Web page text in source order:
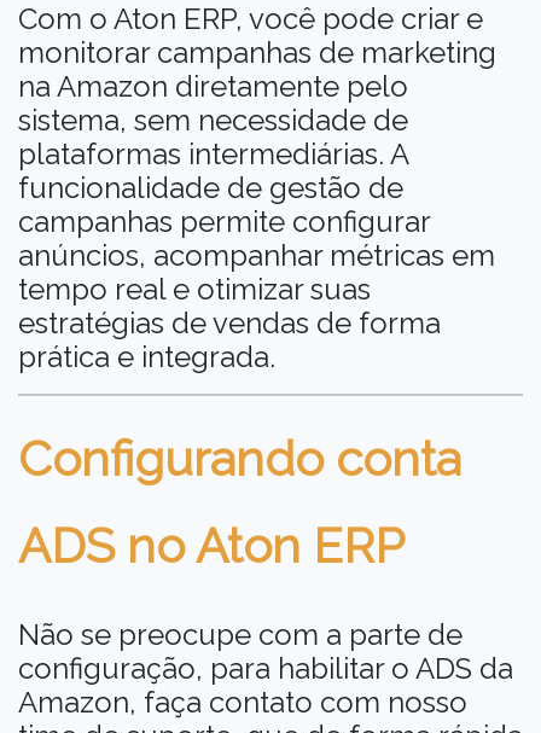
Com o Aton ERP, você pode criar e
monitorar campanhas de marketing
na Amazon diretamente pelo
sistema, sem necessidade de
plataformas intermediárias. A
funcionalidade de gestão de
campanhas permite configurar
anúncios, acompanhar métricas em
tempo real e otimizar suas
estratégias de vendas de forma
prática e integrada.
Configurando conta
ADS no Aton ERP
Não se preocupe com a parte de
configuração, para habilitar o ADS da
Amazon, faça contato com nosso